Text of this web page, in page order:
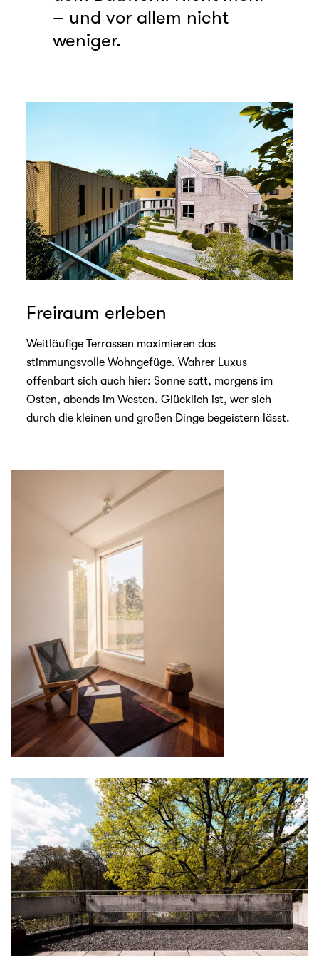
– und vor allem nicht
weniger.
Freiraum erleben
Weitläufige Terrassen maximieren das
stimmungsvolle Wohngefüge. Wahrer Luxus
offenbart sich auch hier: Sonne satt, morgens im
Osten, abends im Westen. Glücklich ist, wer sich
durch die kleinen und großen Dinge begeistern lässt.